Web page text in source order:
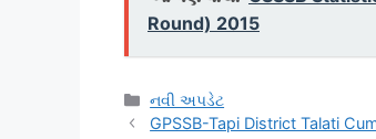
Round) 2015
Categories
નવી અપડેટ
GPSSB-Tapi District Talati